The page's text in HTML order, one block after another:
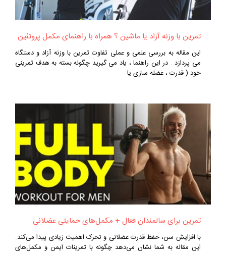
تمرین با وزنه آزاد یا ماشین ؟ همراه با راهنمای مکمل پروتئین
این مقاله به بررسی علمی و عملی تفاوت تمرین با وزنه آزاد و دستگاه
می‌ پردازد . در این راهنما ، یاد می‌ گیرید چگونه بسته به هدف تمرینی
خود ( قدرت ، عضله‌ سازی یا ..
تمرین برای سالمندان فعال + مکمل‌های حمایتی عضلانی
با افزایش سن، حفظ قدرت عضلانی و تحرک اهمیت زیادی پیدا می‌کند.
این مقاله به شما نشان می‌دهد چگونه با تمرینات ایمن و مکمل‌های